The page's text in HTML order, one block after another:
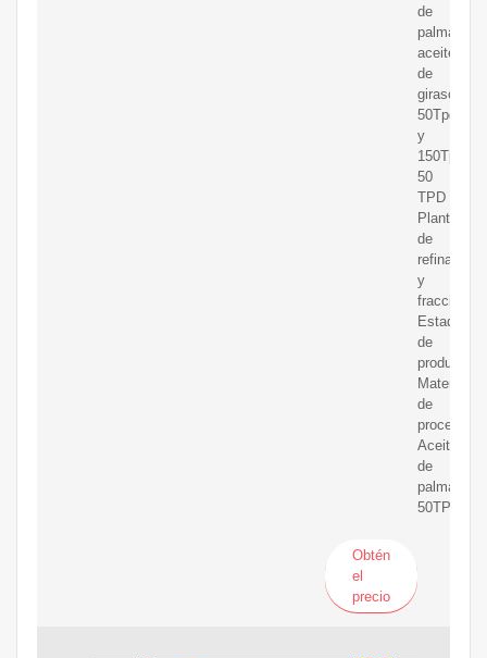
de
palma,
aceite
de
50Tpd
y
150Tpd
50
TPD
Planta
de
refinación
y
fraccion...
Estado
de
Material
de
Aceite
de
50TPD
Obtén
el
precio